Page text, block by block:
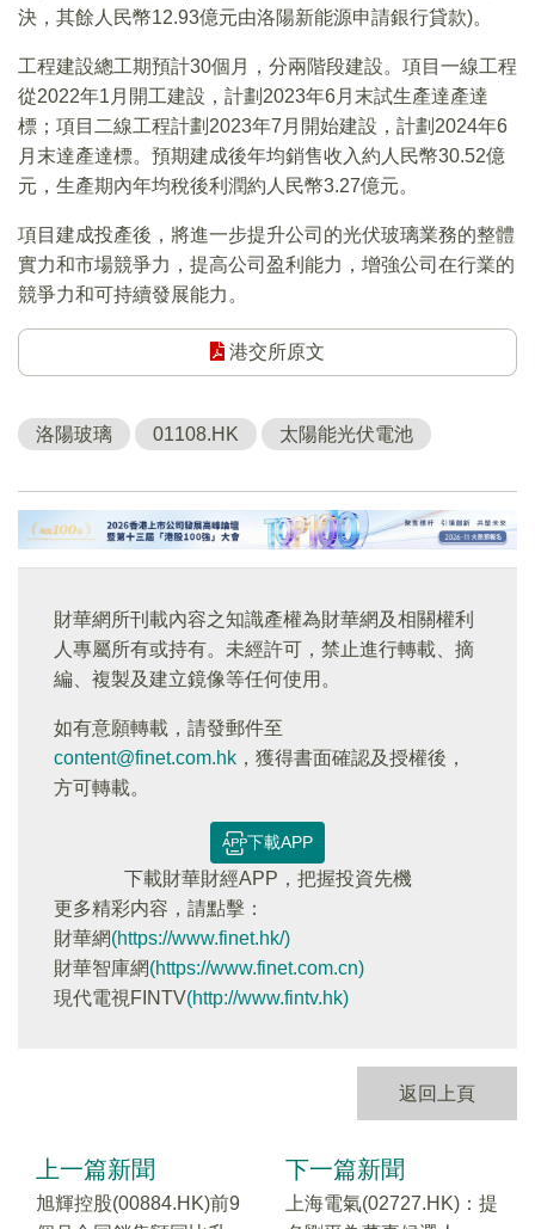
決，其餘人民幣12.93億元由洛陽新能源申請銀行貸款)。
工程建設總工期預計30個月，分兩階段建設。項目一線工程
從2022年1月開工建設，計劃2023年6月末試生產達產達
標；項目二線工程計劃2023年7月開始建設，計劃2024年6
月末達產達標。預期建成後年均銷售收入約人民幣30.52億
元，生產期內年均稅後利潤約人民幣3.27億元。
項目建成投產後，將進一步提升公司的光伏玻璃業務的整體
實力和市場競爭力，提高公司盈利能力，增強公司在行業的
競爭力和可持續發展能力。
港交所原文
洛陽玻璃 01108.HK 太陽能光伏電池
財華網所刊載內容之知識產權為財華網及相關權利
人專屬所有或持有。未經許可，禁止進行轉載、摘
編、複製及建立鏡像等任何使用。
如有意願轉載，請發郵件至
content@finet.com.hk ，獲得書面確認及授權後，
方可轉載。
下載APP
下載財華財經APP，把握投資先機
更多精彩内容，請點擊：
財華網(https://www.finet.hk/)
財華智庫網(https://www.finet.com.cn)
現代電視FINTV(http://www.fintv.hk)
返回上頁
上一篇新聞
旭輝控股(00884.HK)前9
下一篇新聞
上海電氣(02727.HK)：提